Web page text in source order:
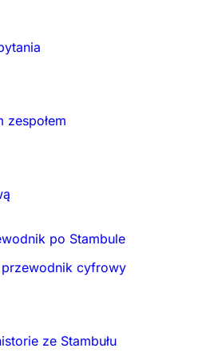
zespołem
po Stambule
cyfrowy
ze Stambułu